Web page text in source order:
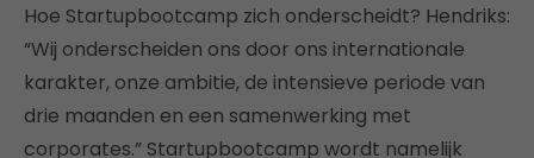
Hoe Startupbootcamp zich onderscheidt? Hendriks:
“Wij onderscheiden ons door ons internationale
karakter, onze ambitie, de intensieve periode van
drie maanden en een samenwerking met
corporates.” Startupbootcamp wordt namelijk